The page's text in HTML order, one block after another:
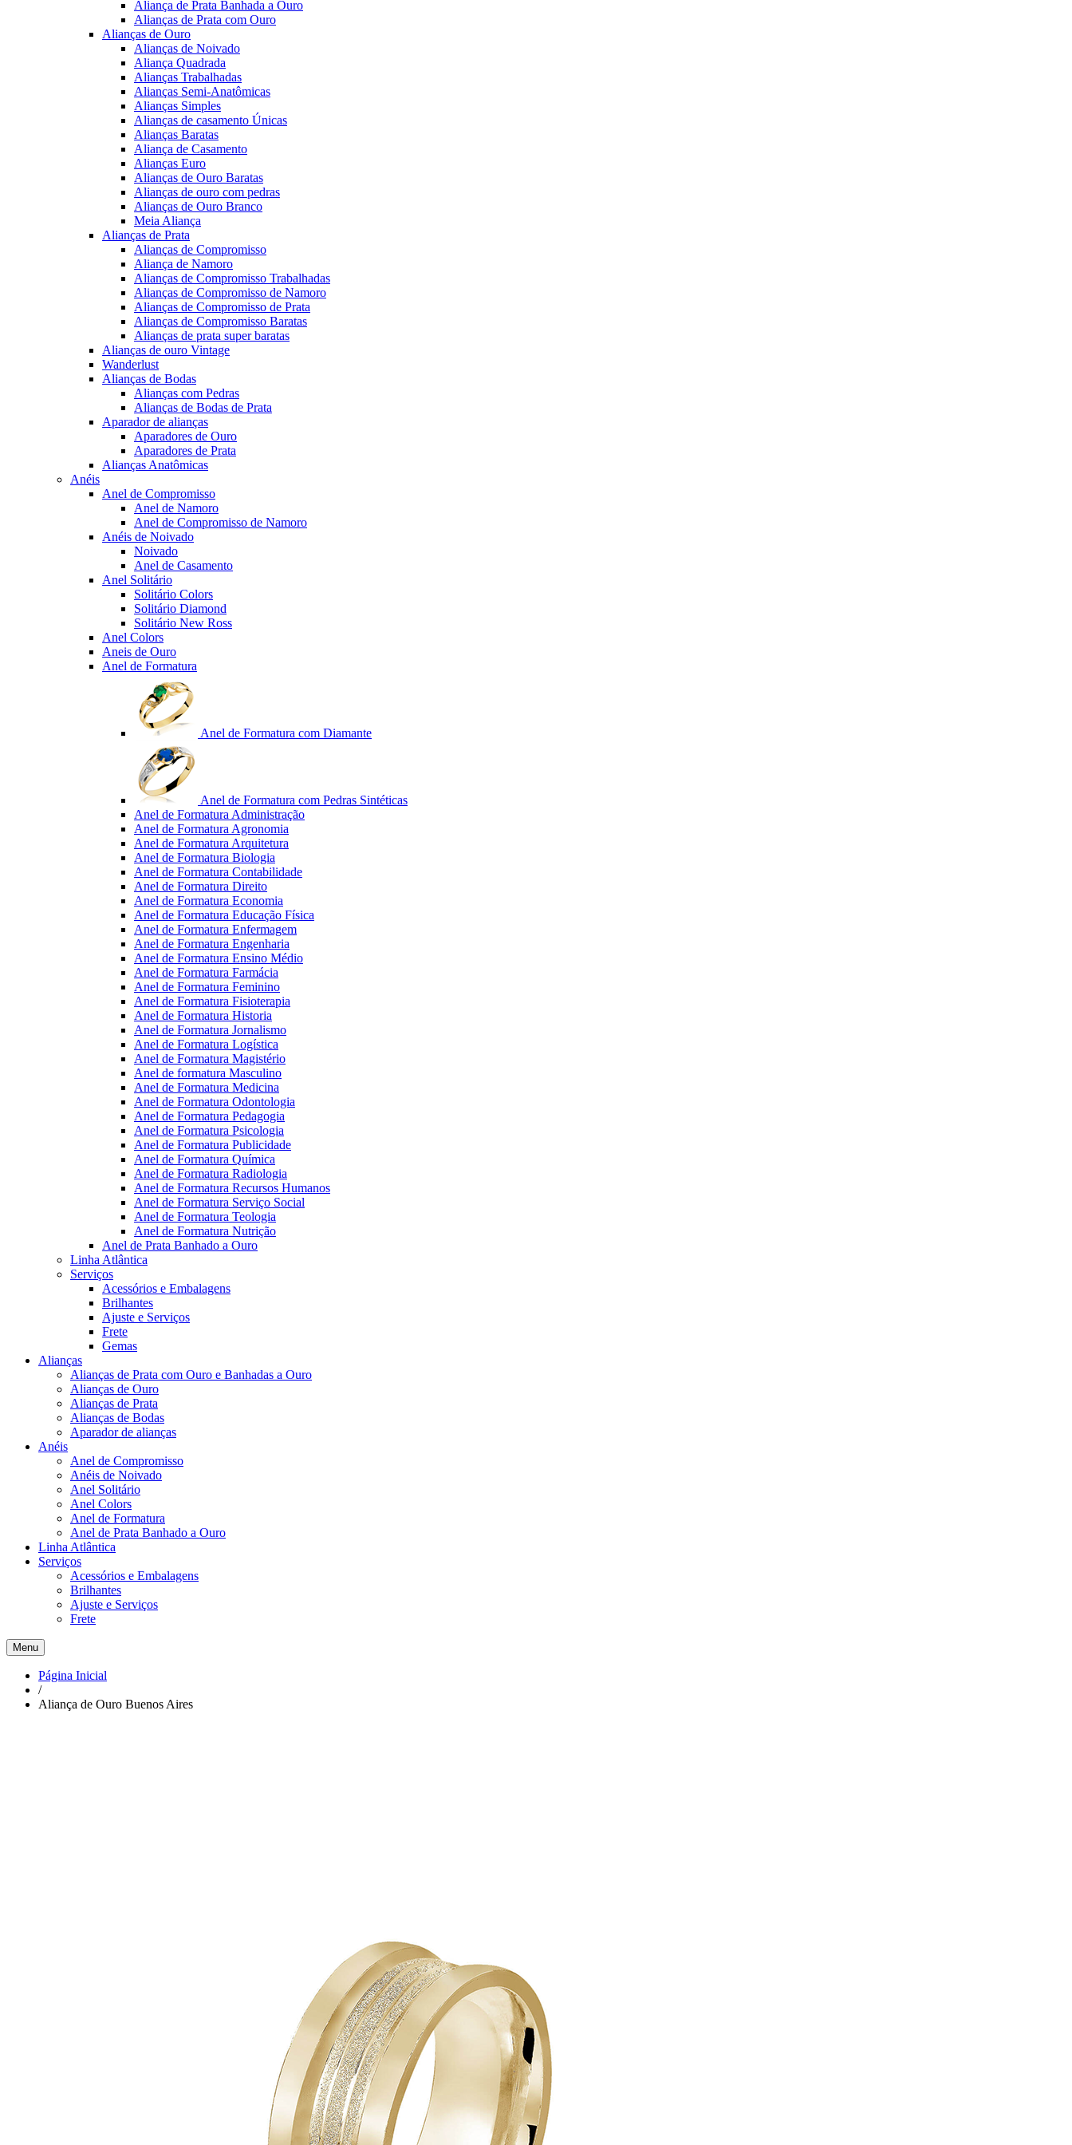
Aliança de Prata Banhada a Ouro
Alianças de Prata com Ouro
Alianças de Ouro
Alianças de Noivado
Aliança Quadrada
Alianças Trabalhadas
Alianças Semi-Anatômicas
Alianças Simples
Alianças de casamento Únicas
Alianças Baratas
Aliança de Casamento
Alianças Euro
Alianças de Ouro Baratas
Alianças de ouro com pedras
Alianças de Ouro Branco
Meia Aliança
Alianças de Prata
Alianças de Compromisso
Aliança de Namoro
Alianças de Compromisso Trabalhadas
Alianças de Compromisso de Namoro
Alianças de Compromisso de Prata
Alianças de Compromisso Baratas
Alianças de prata super baratas
Alianças de ouro Vintage
Wanderlust
Alianças de Bodas
Alianças com Pedras
Alianças de Bodas de Prata
Aparador de alianças
Aparadores de Ouro
Aparadores de Prata
Alianças Anatômicas
Anéis
Anel de Compromisso
Anel de Namoro
Anel de Compromisso de Namoro
Anéis de Noivado
Noivado
Anel de Casamento
Anel Solitário
Solitário Colors
Solitário Diamond
Solitário New Ross
Anel Colors
Aneis de Ouro
Anel de Formatura
Anel de Formatura com Diamante
Anel de Formatura com Pedras Sintéticas
Anel de Formatura Administração
Anel de Formatura Agronomia
Anel de Formatura Arquitetura
Anel de Formatura Biologia
Anel de Formatura Contabilidade
Anel de Formatura Direito
Anel de Formatura Economia
Anel de Formatura Educação Física
Anel de Formatura Enfermagem
Anel de Formatura Engenharia
Anel de Formatura Ensino Médio
Anel de Formatura Farmácia
Anel de Formatura Feminino
Anel de Formatura Fisioterapia
Anel de Formatura Historia
Anel de Formatura Jornalismo
Anel de Formatura Logística
Anel de Formatura Magistério
Anel de formatura Masculino
Anel de Formatura Medicina
Anel de Formatura Odontologia
Anel de Formatura Pedagogia
Anel de Formatura Psicologia
Anel de Formatura Publicidade
Anel de Formatura Química
Anel de Formatura Radiologia
Anel de Formatura Recursos Humanos
Anel de Formatura Serviço Social
Anel de Formatura Teologia
Anel de Formatura Nutrição
Anel de Prata Banhado a Ouro
Linha Atlântica
Serviços
Acessórios e Embalagens
Brilhantes
Ajuste e Serviços
Frete
Gemas
Alianças
Alianças de Prata com Ouro e Banhadas a Ouro
Alianças de Ouro
Alianças de Prata
Alianças de Bodas
Aparador de alianças
Anéis
Anel de Compromisso
Anéis de Noivado
Anel Solitário
Anel Colors
Anel de Formatura
Anel de Prata Banhado a Ouro
Linha Atlântica
Serviços
Acessórios e Embalagens
Brilhantes
Ajuste e Serviços
Frete
Menu
Página Inicial
/
Aliança de Ouro Buenos Aires